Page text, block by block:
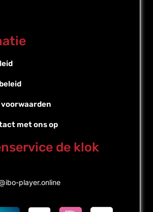
met ons op
de klok
player.onlinePortuguese (Brazil)